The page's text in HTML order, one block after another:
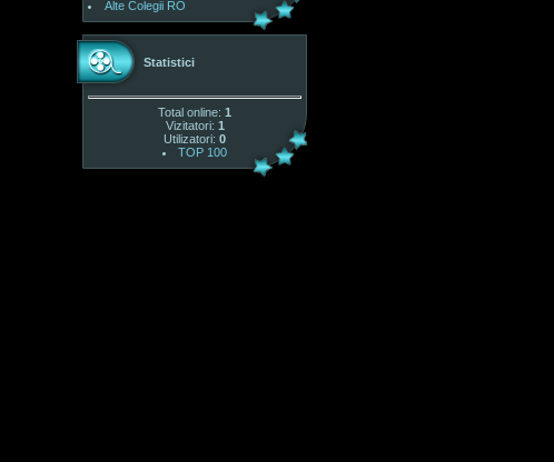
Alte Colegii RO
Statistici
Total online: 1
Vizitatori: 1
Utilizatori: 0
TOP 100